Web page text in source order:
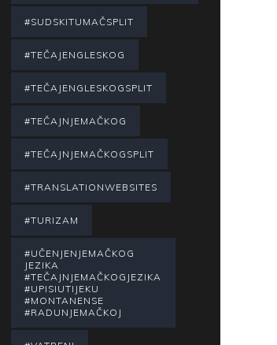
#SUDSKITUMAČSPLIT
#TEČAJENGLESKOG
#TEČAJENGLESKOGSPLIT
#TEČAJNJEMAČKOG
#TEČAJNJEMAČKOGSPLIT
#TRANSLATIONWEBSITES
#TURIZAM
#UČENJENJEMAČKOG
JEZIKA
#TEČAJNJEMAČKOGJEZIKA
#UPISIUTIJEKU
#MONTANENSE
#RADUNJEMAČKOJ